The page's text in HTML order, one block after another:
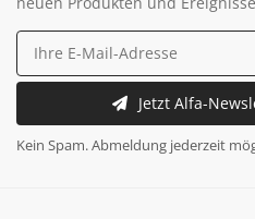
Jetzt Alfa-
Kein Spam. Abmeldung jederzeit